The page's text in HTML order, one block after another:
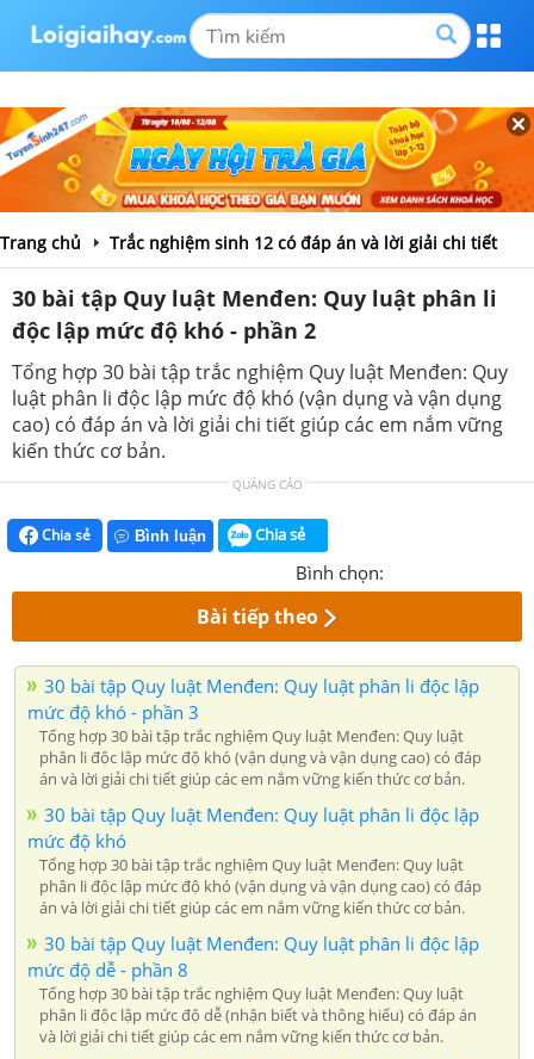
Trang chủ Trắc nghiệm sinh 12 có đáp án và lời giải chi tiết
30 bài tập Quy luật Menđen: Quy luật phân li
độc lập mức độ khó - phần 2
Tổng hợp 30 bài tập trắc nghiệm Quy luật Menđen: Quy
luật phân li độc lập mức độ khó (vận dụng và vận dụng
cao) có đáp án và lời giải chi tiết giúp các em nắm vững
kiến thức cơ bản.
QUẢNG CÁO
Chia sẻ Bình luận Chia sẻ
Bình chọn:
Bài tiếp theo
30 bài tập Quy luật Menđen: Quy luật phân li độc lập
mức độ khó - phần 3
Tổng hợp 30 bài tập trắc nghiệm Quy luật Menđen: Quy luật
phân li độc lập mức độ khó (vận dụng và vận dụng cao) có đáp
án và lời giải chi tiết giúp các em nắm vững kiến thức cơ bản.
30 bài tập Quy luật Menđen: Quy luật phân li độc lập
mức độ khó
Tổng hợp 30 bài tập trắc nghiệm Quy luật Menđen: Quy luật
phân li độc lập mức độ khó (vận dụng và vận dụng cao) có đáp
án và lời giải chi tiết giúp các em nắm vững kiến thức cơ bản.
30 bài tập Quy luật Menđen: Quy luật phân li độc lập
mức độ dễ - phần 8
Tổng hợp 30 bài tập trắc nghiệm Quy luật Menđen: Quy luật
phân li độc lập mức độ dễ (nhận biết và thông hiểu) có đáp án
và lời giải chi tiết giúp các em nắm vững kiến thức cơ bản.